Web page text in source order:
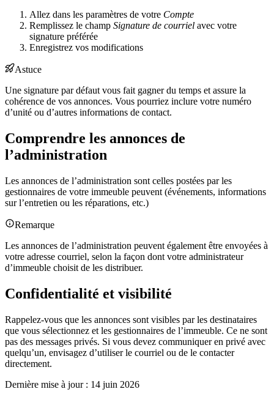
Allez dans les paramètres de votre Compte
Remplissez le champ Signature de courriel avec votre
signature préférée
Enregistrez vos modifications
Astuce
Une signature par défaut vous fait gagner du temps et assure la
cohérence de vos annonces. Vous pourriez inclure votre numéro
d’unité ou d’autres informations de contact.
Comprendre les annonces de
l’administration
Les annonces de l’administration sont celles postées par les
gestionnaires de votre immeuble peuvent (événements, informations
sur l’entretien ou les réparations, etc.)
Remarque
Les annonces de l’administration peuvent également être envoyées à
votre adresse courriel, selon la façon dont votre administrateur
d’immeuble choisit de les distribuer.
Confidentialité et visibilité
Rappelez-vous que les annonces sont visibles par les destinataires
que vous sélectionnez et les gestionnaires de l’immeuble. Ce ne sont
pas des messages privés. Si vous devez communiquer en privé avec
quelqu’un, envisagez d’utiliser le courriel ou de le contacter
directement.
Dernière mise à jour : 14 juin 2026